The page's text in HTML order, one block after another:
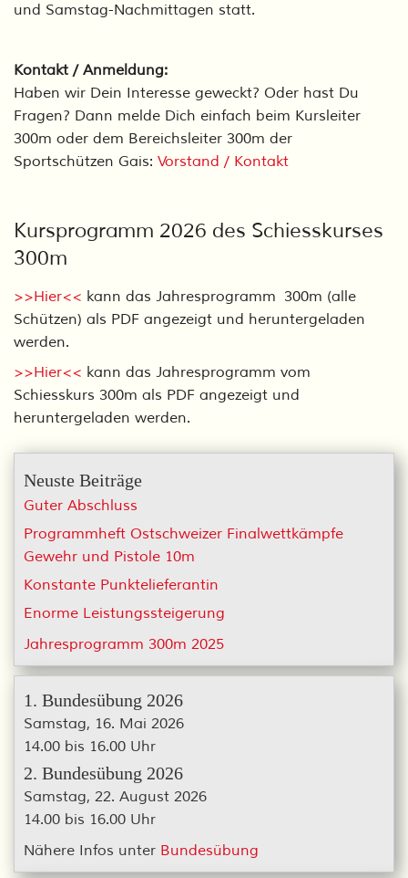
und Samstag-Nachmittagen statt.
Kontakt / Anmeldung:
Haben wir Dein Interesse geweckt? Oder hast Du
Fragen? Dann melde Dich einfach beim Kursleiter
300m oder dem Bereichsleiter 300m der
Sportschützen Gais: Vorstand / Kontakt
Kursprogramm 2026 des Schiesskurses
300m
>>Hier<< kann das Jahresprogramm 300m (alle
Schützen) als PDF angezeigt und heruntergeladen
werden.
>>Hier<< kann das Jahresprogramm vom
Schiesskurs 300m als PDF angezeigt und
heruntergeladen werden.
Neuste Beiträge
Guter Abschluss
Programmheft Ostschweizer Finalwettkämpfe
Gewehr und Pistole 10m
Konstante Punktelieferantin
Enorme Leistungssteigerung
Jahresprogramm 300m 2025
1. Bundesübung 2026
Samstag, 16. Mai 2026
14.00 bis 16.00 Uhr
2. Bundesübung 2026
Samstag, 22. August 2026
14.00 bis 16.00 Uhr
Nähere Infos unter Bundesübung